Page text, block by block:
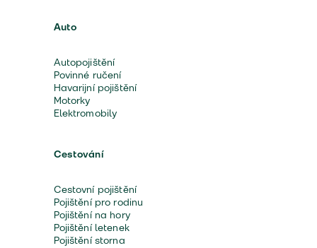
Auto
Autopojištění
Povinné ručení
Havarijní pojištění
Motorky
Elektromobily
Cestování
Cestovní pojištění
Pojištění pro rodinu
Pojištění na hory
Pojištění letenek
Pojištění storna